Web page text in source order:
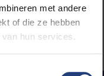
met andere
of die ze hebben
hun services.